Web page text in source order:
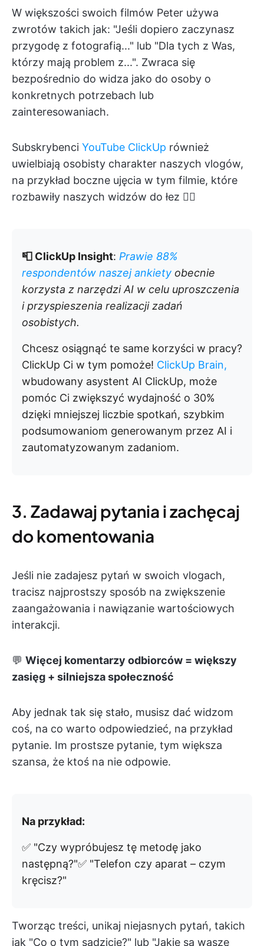
W większości swoich filmów Peter używa
zwrotów takich jak: "Jeśli dopiero zaczynasz
przygodę z fotografią..." lub "Dla tych z Was,
którzy mają problem z...". Zwraca się
bezpośrednio do widza jako do osoby o
konkretnych potrzebach lub
zainteresowaniach.
Subskrybenci YouTube ClickUp również
uwielbiają osobisty charakter naszych vlogów,
na przykład boczne ujęcia w tym filmie, które
rozbawiły naszych widzów do łez 👇🏽
📮 ClickUp Insight: Prawie 88%
respondentów naszej ankiety obecnie
korzysta z narzędzi AI w celu uproszczenia
i przyspieszenia realizacji zadań
osobistych.
Chcesz osiągnąć te same korzyści w pracy?
ClickUp Ci w tym pomoże! ClickUp Brain,
wbudowany asystent AI ClickUp, może
pomóc Ci zwiększyć wydajność o 30%
dzięki mniejszej liczbie spotkań, szybkim
podsumowaniom generowanym przez AI i
zautomatyzowanym zadaniom.
3. Zadawaj pytania i zachęcaj
do komentowania
Jeśli nie zadajesz pytań w swoich vlogach,
tracisz najprostszy sposób na zwiększenie
zaangażowania i nawiązanie wartościowych
interakcji.
💬 Więcej komentarzy odbiorców = większy
zasięg + silniejsza społeczność
Aby jednak tak się stało, musisz dać widzom
coś, na co warto odpowiedzieć, na przykład
pytanie. Im prostsze pytanie, tym większa
szansa, że ktoś na nie odpowie.
Na przykład:
✅ "Czy wypróbujesz tę metodę jako
następną?"✅ "Telefon czy aparat – czym
kręcisz?"
Tworząc treści, unikaj niejasnych pytań, takich
jak "Co o tym sądzicie?" lub "Jakie są wasze